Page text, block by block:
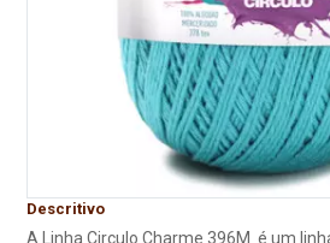
Descritivo
A Linha Circulo Charme 396M é um